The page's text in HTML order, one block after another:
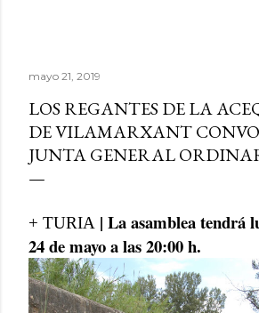
mayo 21, 2019
LOS REGANTES DE LA
DE VILAMARXANT
JUNTA GENERAL
+ TURIA | La asamblea tendrá
24 de mayo a las 20:00 h.